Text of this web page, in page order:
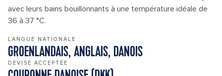
avec leurs bains bouillonnants à une température idéale de
36 à 37 °C.
LANGUE NATIONALE
GROENLANDAIS, ANGLAIS, DANOIS
DEVISE ACCEPTÉE